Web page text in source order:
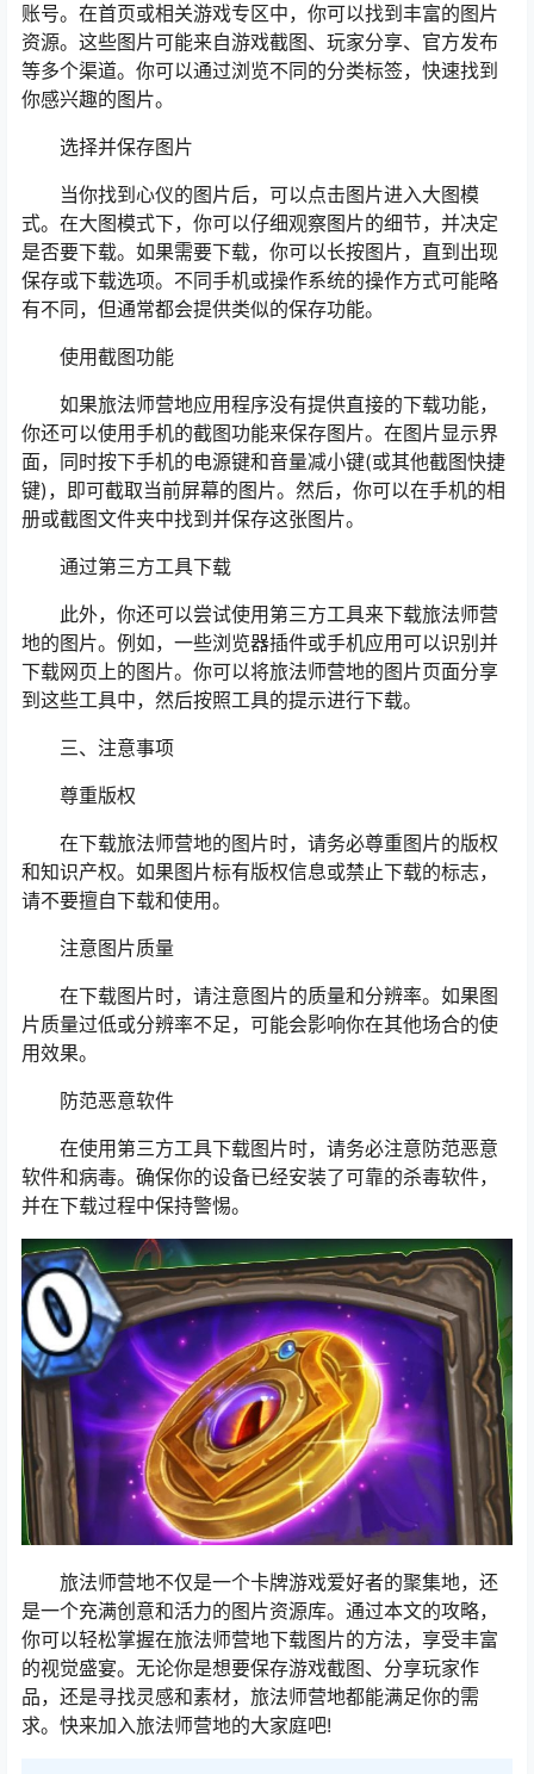
账号。在首页或相关游戏专区中，你可以找到丰富的图片
资源。这些图片可能来自游戏截图、玩家分享、官方发布
等多个渠道。你可以通过浏览不同的分类标签，快速找到
你感兴趣的图片。
选择并保存图片
当你找到心仪的图片后，可以点击图片进入大图模
式。在大图模式下，你可以仔细观察图片的细节，并决定
是否要下载。如果需要下载，你可以长按图片，直到出现
保存或下载选项。不同手机或操作系统的操作方式可能略
有不同，但通常都会提供类似的保存功能。
使用截图功能
如果旅法师营地应用程序没有提供直接的下载功能，
你还可以使用手机的截图功能来保存图片。在图片显示界
面，同时按下手机的电源键和音量减小键(或其他截图快捷
键)，即可截取当前屏幕的图片。然后，你可以在手机的相
册或截图文件夹中找到并保存这张图片。
通过第三方工具下载
此外，你还可以尝试使用第三方工具来下载旅法师营
地的图片。例如，一些浏览器插件或手机应用可以识别并
下载网页上的图片。你可以将旅法师营地的图片页面分享
到这些工具中，然后按照工具的提示进行下载。
三、注意事项
尊重版权
在下载旅法师营地的图片时，请务必尊重图片的版权
和知识产权。如果图片标有版权信息或禁止下载的标志，
请不要擅自下载和使用。
注意图片质量
在下载图片时，请注意图片的质量和分辨率。如果图
片质量过低或分辨率不足，可能会影响你在其他场合的使
用效果。
防范恶意软件
在使用第三方工具下载图片时，请务必注意防范恶意
软件和病毒。确保你的设备已经安装了可靠的杀毒软件，
并在下载过程中保持警惕。
旅法师营地不仅是一个卡牌游戏爱好者的聚集地，还
是一个充满创意和活力的图片资源库。通过本文的攻略，
你可以轻松掌握在旅法师营地下载图片的方法，享受丰富
的视觉盛宴。无论你是想要保存游戏截图、分享玩家作
品，还是寻找灵感和素材，旅法师营地都能满足你的需
求。快来加入旅法师营地的大家庭吧!